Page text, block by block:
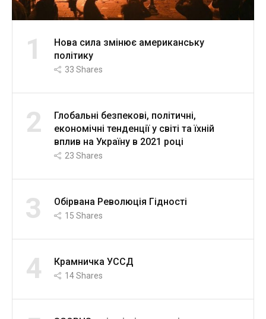
1
Нова сила змінює американську
політику
33 Shares
2
Глобальні безпекові, політичні,
економічні тенденції у світі та їхній
вплив на Україну в 2021 році
23 Shares
3 Обірвана Революція Гідності
15 Shares
4 Крамничка УССД
14Shares